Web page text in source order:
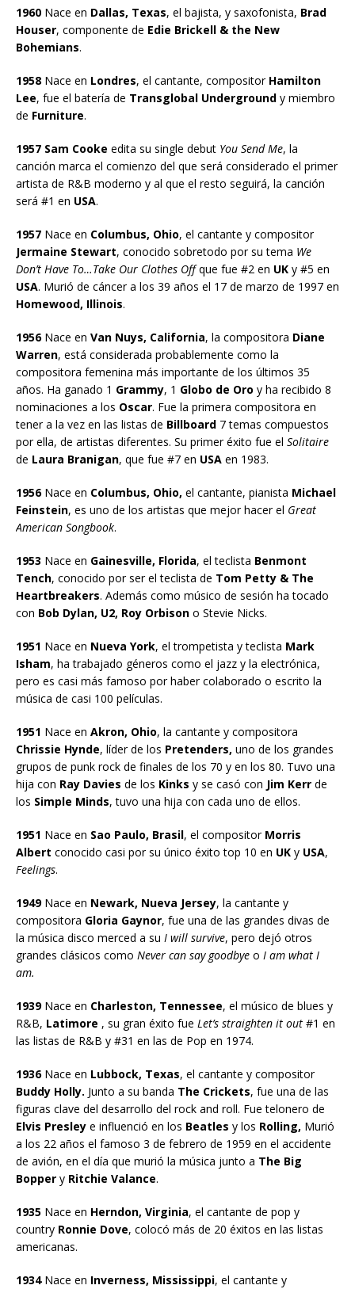
1960 Nace en Dallas, Texas, el bajista, y saxofonista, Brad
Houser, componente de Edie Brickell & the New
Bohemians.
1958 Nace en Londres, el cantante, compositor Hamilton
Lee, fue el batería de Transglobal Underground y miembro
de Furniture.
1957 Sam Cooke edita su single debut You Send Me, la
canción marca el comienzo del que será considerado el primer
artista de R&B moderno y al que el resto seguirá, la canción
será #1 en USA.
1957 Nace en Columbus, Ohio, el cantante y compositor
Jermaine Stewart, conocido sobretodo por su tema We
Don’t Have To…Take Our Clothes Offque fue #2 en UK y #5 en
USA. Murió de cáncer a los 39 años el 17 de marzo de 1997 en
Homewood, Illinois.
1956Nace en Van Nuys, California, la compositora Diane
Warren, está considerada probablemente como la
compositora femenina más importante de los últimos 35
años. Ha ganado 1 Grammy, 1 Globo de Oro y ha recibido 8
nominaciones a los Oscar. Fue la primera compositora en
tener a la vez en las listas de Billboard 7 temas compuestos
por ella, de artistas diferentes. Su primer éxito fue el Solitaire
de Laura Branigan, que fue #7 en USA en 1983.
1956Nace en Columbus, Ohio, el cantante, pianista Michael
Feinstein, es uno de los artistas que mejor hacer el Great
American Songbook.
1953 Nace en Gainesville, Florida, el teclista Benmont
Tench, conocido por ser el teclista de Tom Petty & The
Heartbreakers. Además como músico de sesión ha tocado
con Bob Dylan, U2, Roy Orbison o Stevie Nicks.
1951 Nace en Nueva York, el trompetista y teclista Mark
Isham, ha trabajado géneros como el jazz y la electrónica,
pero es casi más famoso por haber colaborado o escrito la
música de casi 100 películas.
1951 Nace en Akron, Ohio, la cantante y compositora
Chrissie Hynde, líder de los Pretenders, uno de los grandes
grupos de punk rock de finales de los 70 y en los 80. Tuvo una
hija con Ray Davies de los Kinks y se casó con Jim Kerr de
los Simple Minds, tuvo una hija con cada uno de ellos.
1951 Nace en Sao Paulo, Brasil, el compositor Morris
Albert conocido casi por su único éxito top 10 en UK y USA,
Feelings.
1949Nace en Newark, Nueva Jersey, la cantante y
compositora Gloria Gaynor, fue una de las grandes divas de
la música disco merced a su I will survive, pero dejó otros
grandes clásicos como Never can say goodbye o I am what I
am.
1939Nace en Charleston, Tennessee, el músico de blues y
R&B, Latimore , su gran éxito fue Let’s straighten it out #1 en
las listas de R&B y #31 en las de Pop en 1974.
1936Nace en Lubbock, Texas, el cantante y compositor
Buddy Holly. Junto a su banda The Crickets, fue una de las
figuras clave del desarrollo del rock and roll. Fue telonero de
Elvis Presley e influenció en los Beatles y los Rolling, Murió
a los 22 años el famoso 3 de febrero de 1959 en el accidente
de avión, en el día que murió la música junto a The Big
Bopper y Ritchie Valance.
1935 Nace en Herndon, Virginia, el cantante de pop y
country Ronnie Dove, colocó más de 20 éxitos en las listas
americanas.
1934Nace en Inverness, Mississippi, el cantante y